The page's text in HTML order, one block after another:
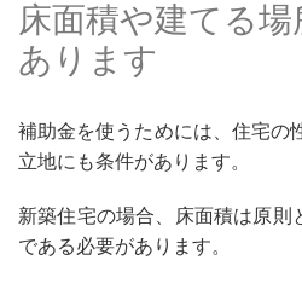
床面積や建てる
あります
補助金を使うためには、住宅の
立地にも条件があります。
新築住宅の場合、床面積は原則
である必要があります。